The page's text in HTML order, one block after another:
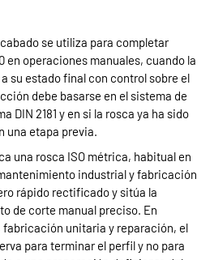
se utiliza para completar
en operaciones manuales, cuando la
su estado final con control sobre el
debe basarse en el sistema de
DIN 2181 y en si la rosca ya ha sido
una etapa previa.
una rosca ISO métrica, habitual en
industrial y fabricación
rápido rectificado y sitúa la
de corte manual preciso. En
unitaria y reparación, el
para terminar el perfil y no para